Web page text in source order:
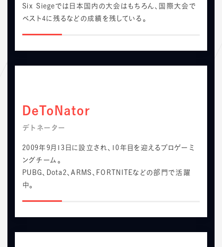
Six Siegeでは日本国内の大会はもちろん、国際大会で
ベスト4に残るなどの成績を残している。
DeToNator
デトネーター
2009年9月13日に設立され、10年目を迎えるプロゲーミ
ングチーム。
PUBG、Dota2、ARMS、FORTNITEなどの部門で活躍
中。